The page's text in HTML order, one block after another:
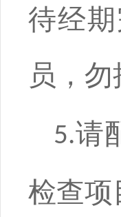
待经
员，
5.请
检查项